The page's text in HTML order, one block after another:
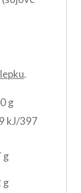
lepku.
g
kJ/397
g
g